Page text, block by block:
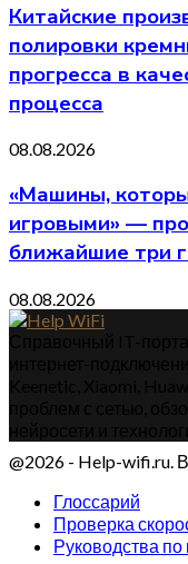
Китайские
полировки
прогресса в
процесса
08.08.2026
«Машины,
игровыми» —
ближайшие три
08.08.2026
@2026 - Help-wifi.ru.
Глоссарий
Проверка
Руководства по